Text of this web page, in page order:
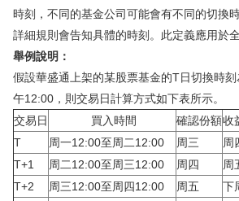
華盛APls
低時延極速交易系統
概述
AM 資產管理服務
ECM 股權資本市場服務
FICC 固定收益、外匯和大宗商品服務
WM 財富管理服務
關於我們
媒體報導
時刻，不同的基金公司可能會有不同的切換
詳細規則會告知具體的時刻。此定義應用於全
舉例說明：
假設華盛通上架的某股票基金的T日切換時
午12:00，則交易日計算方式如下表所示。
交易日
買入時間 確認份額收
T
周一12:00至周二12:00 周三
周
T+1
周二12:00至周三12:00 周四
周
T+2
周三12:00至周四12:00 周五
下